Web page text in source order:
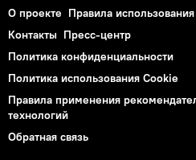
О проекте Правила использования
Контакты Пресс-центр
Политика конфиденциальности
Политика использования Cookie
Правила применения
технологий
Обратная связь